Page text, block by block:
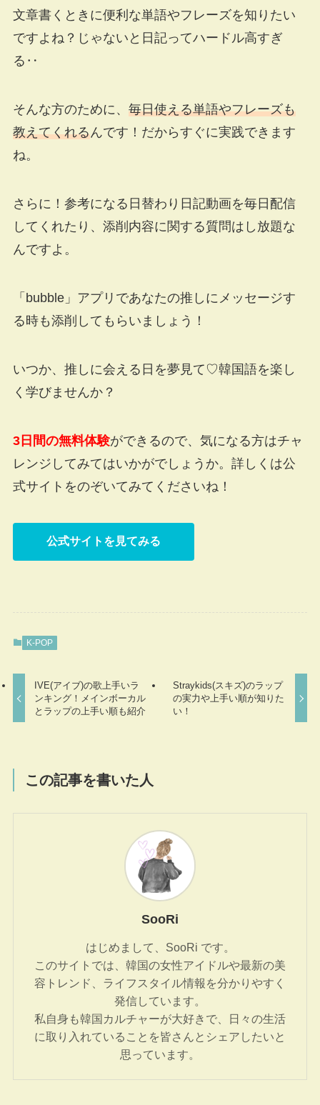
文章書くときに便利な単語やフレーズを知りたい
ですよね？じゃないと日記ってハードル高すぎ
る‥
そんな方のために、 毎日使える単語やフレーズも
教えてくれるんです！だからすぐに実践できます
ね。
さらに！参考になる日替わり日記動画を毎日配信
してくれたり、添削内容に関する質問はし放題な
んですよ。
「bubble」アプリであなたの推しにメッセージす
る時も添削してもらいましょう！
いつか、推しに会える日を夢見て♡韓国語を楽し
く学びませんか？
3日間の無料体験ができるので、気になる方はチャ
レンジしてみてはいかがでしょうか。詳しくは公
式サイトをのぞいてみてくださいね！
公式サイトを見てみる
K-POP
IVE(アイブ)の歌上手いラ
ンキング！メインボーカル
とラップの上手い順も紹介
Straykids(スキズ)のラップ
の実力や上手い順が知りた
い！
この記事を書いた人
SooRi
はじめまして、SooRi です。
このサイトでは、韓国の女性アイドルや最新の美
容トレンド、ライフスタイル情報を分かりやすく
発信しています。
私自身も韓国カルチャーが大好きで、日々の生活
に取り入れていることを皆さんとシェアしたいと
思っています。